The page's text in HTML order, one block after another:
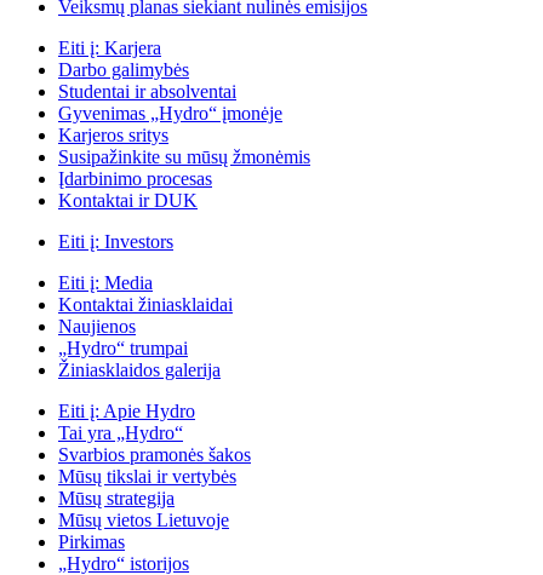
Veiksmų planas siekiant nulinės emisijos
Eiti į: Karjera
Darbo galimybės
Studentai ir absolventai
Gyvenimas „Hydro“ įmonėje
Karjeros sritys
Susipažinkite su mūsų žmonėmis
Įdarbinimo procesas
Kontaktai ir DUK
Eiti į: Investors
Eiti į: Media
Kontaktai žiniasklaidai
Naujienos
„Hydro“ trumpai
Žiniasklaidos galerija
Eiti į: Apie Hydro
Tai yra „Hydro“
Svarbios pramonės šakos
Mūsų tikslai ir vertybės
Mūsų strategija
Mūsų vietos Lietuvoje
Pirkimas
„Hydro“ istorijos